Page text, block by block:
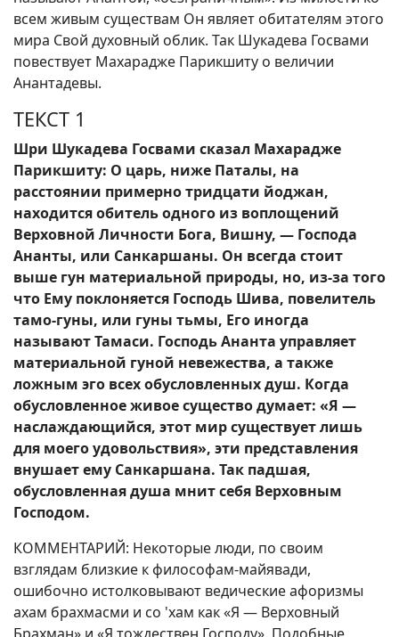
всем живым существам Он являет обитателям этого
мира Свой духовный облик. Так Шукадева Госвами
повествует Махарадже Парикшиту о величии
Анантадевы.
ТЕКСТ 1
Шри Шукадева Госвами сказал Махарадже
Парикшиту: О царь, ниже Паталы, на
расстоянии примерно тридцати йоджан,
находится обитель одного из воплощений
Верховной Личности Бога, Вишну, — Господа
Ананты, или Санкаршаны. Он всегда стоит
выше гун материальной природы, но, из-за того
что Ему поклоняется Господь Шива, повелитель
тамо-гуны, или гуны тьмы, Его иногда
называют Тамаси. Господь Ананта управляет
материальной гуной невежества, а также
ложным эго всех обусловленных душ. Когда
обусловленное живое существо думает: «Я —
наслаждающийся, этот мир существует лишь
для моего удовольствия», эти представления
внушает ему Санкаршана. Так падшая,
обусловленная душа мнит себя Верховным
Господом.
КОММЕНТАРИЙ: Некоторые люди, по своим
взглядам близкие к философам-майявади,
ошибочно истолковывают ведические афоризмы
ахам брахмасми и со 'хам как «Я — Верховный